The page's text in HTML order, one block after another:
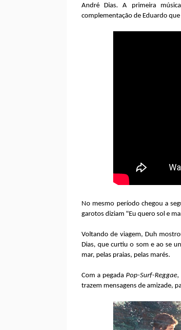
André Dias. A primeira
complementação de Eduardo
No mesmo período chegou a
garotos diziam "Eu quero sol e
Voltando de viagem, Duh
Dias, que curtiu o som e ao se
mar, pelas praias, pelas marés.
Com a pegadaPop-Surf-Reggae,
trazem mensagens de amizade,